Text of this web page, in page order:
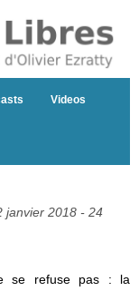
Videos
janvier 2018 - 24
se refuse pas : la